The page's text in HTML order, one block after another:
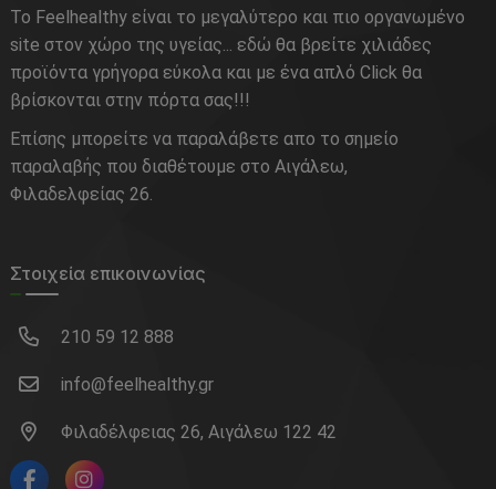
Το Feelhealthy είναι το μεγαλύτερο και πιο οργανωμένο
site στον χώρο της υγείας... εδώ θα βρείτε χιλιάδες
προϊόντα γρήγορα εύκολα και με ένα απλό Click θα
βρίσκονται στην πόρτα σας!!!
Επίσης μπορείτε να παραλάβετε απο το σημείο
παραλαβής που διαθέτουμε στο Αιγάλεω,
Φιλαδελφείας 26.
Στοιχεία επικοινωνίας
210 59 12 888
info@feelhealthy.gr
Φιλαδέλφειας 26, Αιγάλεω 122 42